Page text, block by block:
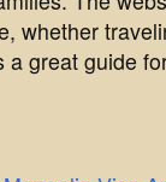
whether
a great guide